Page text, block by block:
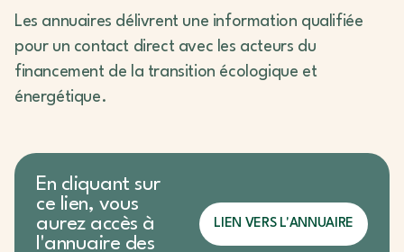
Les annuaires délivrent une information qualifiée
pour un contact direct avec les acteurs du
financement de la transition écologique et
énergétique.
En cliquant sur
ce lien, vous
aurez accès à
l'annuaire des
LIEN VERS L'ANNUAIRE